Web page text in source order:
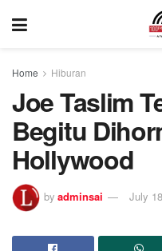
Home Hiburan
Joe Taslim
Begitu
Hollywood
by adminsai July